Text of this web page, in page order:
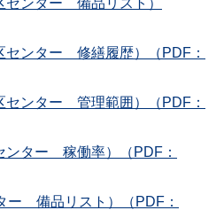
センター 備品リスト）
センター 修繕履歴）（PDF：
センター 管理範囲）（PDF：
ンター 稼働率）（PDF：
ー 備品リスト）（PDF：